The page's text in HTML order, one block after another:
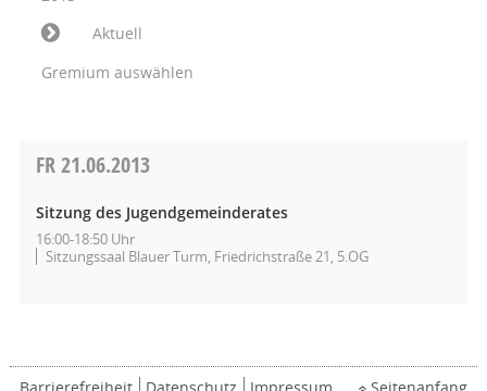
Aktuell
Gremium auswählen
FR21.06.2013
Sitzung des Jugendgemeinderates
16:00-18:50 Uhr
Sitzungssaal Blauer Turm, Friedrichstraße 21, 5.OG